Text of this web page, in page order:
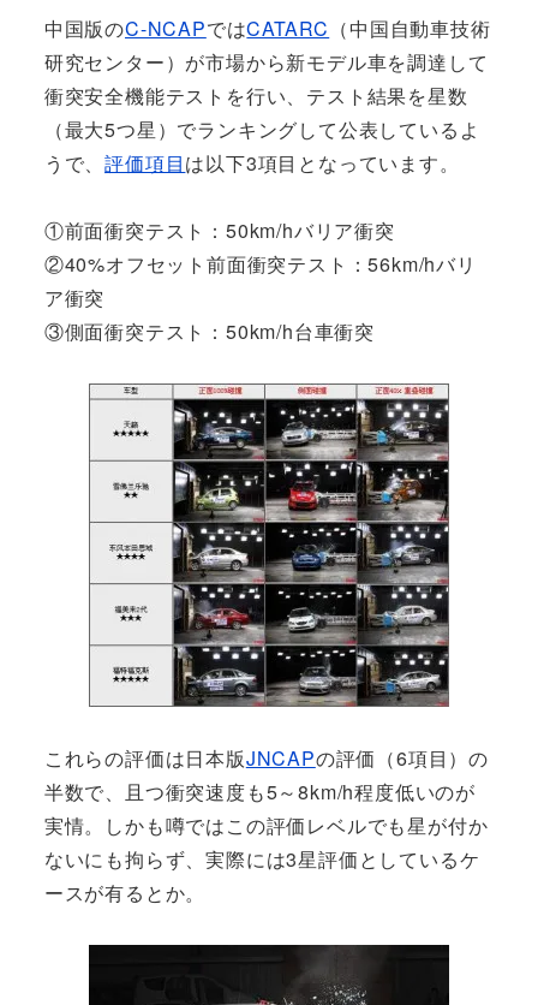
中国版のC-NCAPではCATARC （中国自動車技術
研究センター）が市場から新モデル車を調達して
衝突安全機能テストを行い、テスト結果を星数
（最大5つ星）でランキングして公表しているよ
うで、評価項目は以下3項目となっています。
①前面衝突テスト：50km/hバリア衝突
②40%オフセット前面衝突テスト：56km/hバリ
ア衝突
③側面衝突テスト：50km/h台車衝突
これらの評価は日本版JNCAPの評価（6項目）の
半数で、且つ衝突速度も5～8km/h程度低いのが
実情。しかも噂ではこの評価レベルでも星が付か
ないにも拘らず、実際には3星評価としているケ
ースが有るとか。